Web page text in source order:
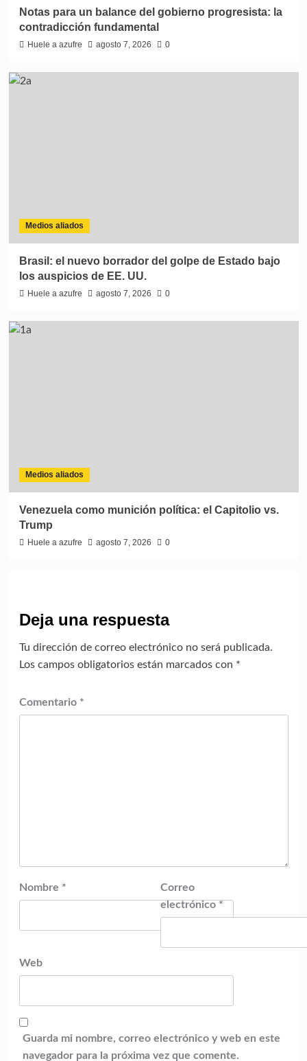
Notas para un balance del gobierno progresista: la
contradicción fundamental
Huele a azufre agosto 7, 2026 0
Medios aliados
Brasil: el nuevo borrador del golpe de Estado bajo
los auspicios de EE. UU.
Huele a azufre agosto 7, 2026 0
Medios aliados
Venezuela como munición política: el Capitolio vs.
Trump
Huele a azufre agosto 7, 2026 0
Deja una respuesta
Tu dirección de correo electrónico no será publicada.
Los campos obligatorios están marcados con *
Comentario *
Nombre *
Correo
electrónico *
Web
Guarda mi nombre, correo electrónico y web en este
navegador para la próxima vez que comente.